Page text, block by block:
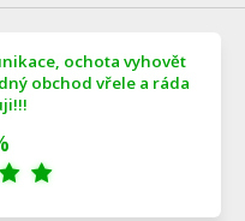
ochota vyhovět
obchod vřele a ráda